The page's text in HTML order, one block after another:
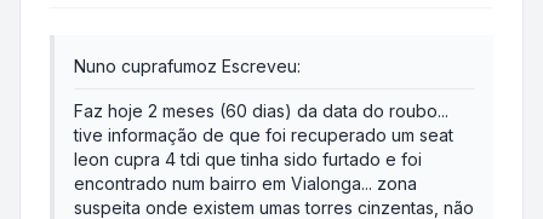
Nuno cuprafumoz Escreveu:
Faz hoje 2 meses (60 dias) da data do roubo...
tive informação de que foi recuperado um seat
leon cupra 4 tdi que tinha sido furtado e foi
encontrado num bairro em Vialonga... zona
suspeita onde existem umas torres cinzentas, não